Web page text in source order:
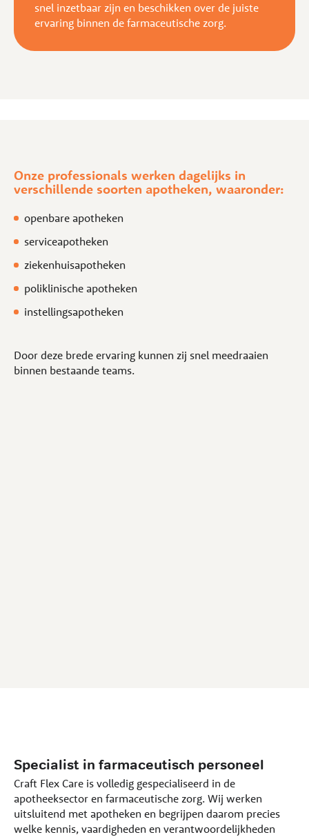
snel inzetbaar zijn en beschikken over de juiste
ervaring binnen de farmaceutische zorg.
Onze professionals werken dagelijks in
verschillende soorten apotheken, waaronder:
openbare apotheken
serviceapotheken
ziekenhuisapotheken
poliklinische apotheken
instellingsapotheken
Door deze brede ervaring kunnen zij snel meedraaien
binnen bestaande teams.
Specialist in farmaceutisch personeel
Craft Flex Care is volledig gespecialiseerd in de
apotheeksector en farmaceutische zorg. Wij werken
uitsluitend met apotheken en begrijpen daarom precies
welke kennis, vaardigheden en verantwoordelijkheden